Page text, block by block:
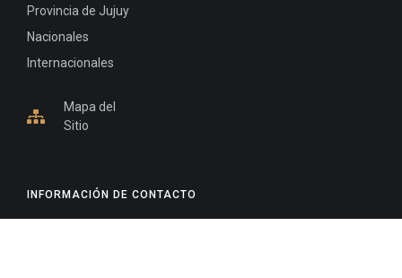
INFORMACIÓN DE CONTACTO
Provincia de Jujuy
Nacionales
Internacionales
Mapa del
Sitio